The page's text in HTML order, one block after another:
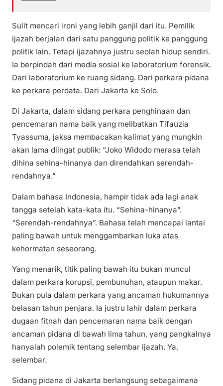
Sulit mencari ironi yang lebih ganjil dari itu. Pemilik
ijazah berjalan dari satu panggung politik ke panggung
politik lain. Tetapi ijazahnya justru seolah hidup sendiri.
Ia berpindah dari media sosial ke laboratorium forensik.
Dari laboratorium ke ruang sidang. Dari perkara pidana
ke perkara perdata. Dari Jakarta ke Solo.
Di Jakarta, dalam sidang perkara penghinaan dan
pencemaran nama baik yang melibatkan Tifauzia
Tyassuma, jaksa membacakan kalimat yang mungkin
akan lama diingat publik: “Joko Widodo merasa telah
dihina sehina-hinanya dan direndahkan serendah-
rendahnya.”
Dalam bahasa Indonesia, hampir tidak ada lagi anak
tangga setelah kata-kata itu. “Sehina-hinanya”.
“Serendah-rendahnya”. Bahasa telah mencapai lantai
paling bawah untuk menggambarkan luka atas
kehormatan seseorang.
Yang menarik, titik paling bawah itu bukan muncul
dalam perkara korupsi, pembunuhan, ataupun makar.
Bukan pula dalam perkara yang ancaman hukumannya
belasan tahun penjara. Ia justru lahir dalam perkara
dugaan fitnah dan pencemaran nama baik dengan
ancaman pidana di bawah lima tahun, yang pangkalnya
hanyalah polemik tentang selembar ijazah. Ya,
selembar.
Sidang pidana di Jakarta berlangsung sebagaimana